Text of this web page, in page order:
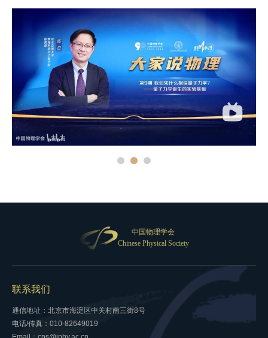
中国物理学会
Chinese Physical Society
联系我们
通信地址：北京市海淀区中关村南三街8号
电话/传真：010-82649019